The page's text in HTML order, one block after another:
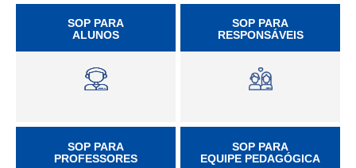
SOP PARA
ALUNOS
SOP PARA
RESPONSÁVEIS
SOP PARA
PROFESSORES
SOP PARA
EQUIPE PEDAGÓGICA